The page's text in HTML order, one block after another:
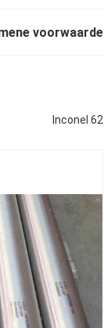
Inconel